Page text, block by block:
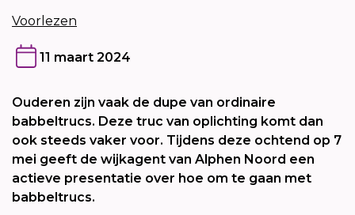
Voorlezen
11 maart 2024
Ouderen zijn vaak de dupe van ordinaire
babbeltrucs. Deze truc van oplichting komt dan
ook steeds vaker voor. Tijdens deze ochtend op 7
mei geeft de wijkagent van Alphen Noord een
actieve presentatie over hoe om te gaan met
babbeltrucs.